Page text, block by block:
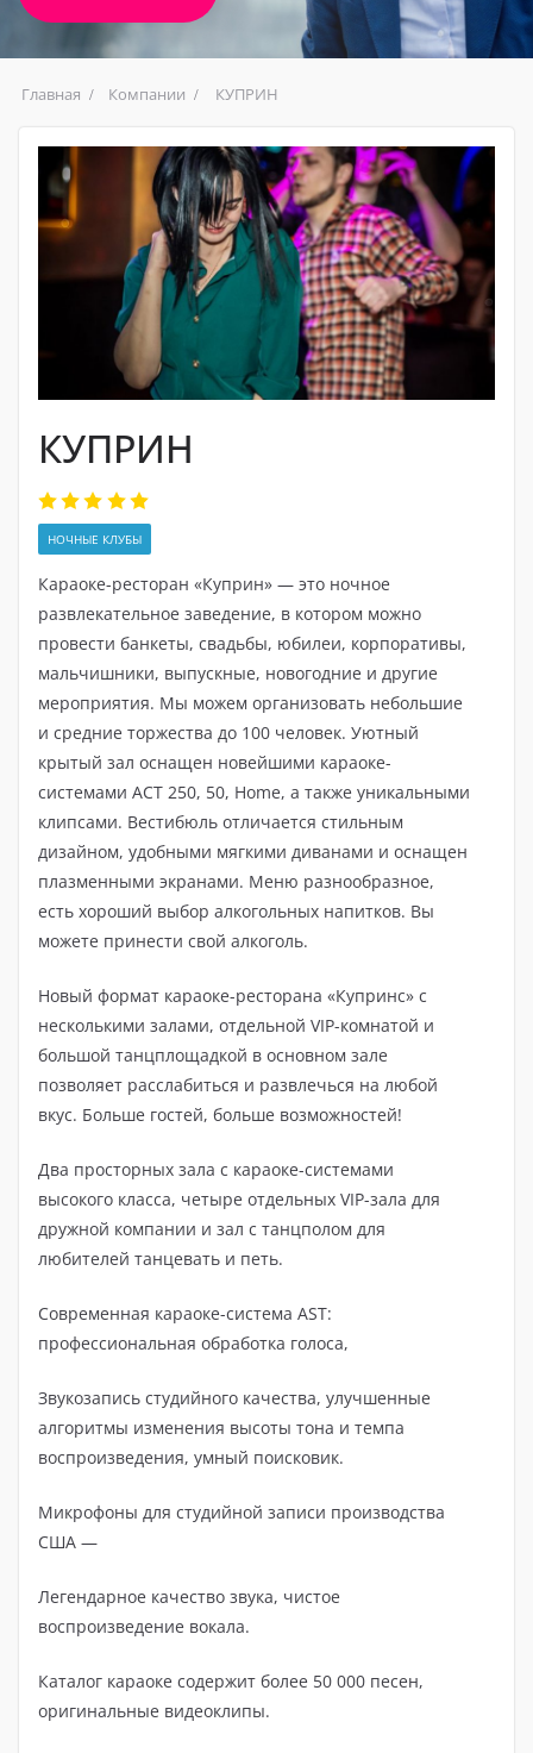
Главная Компании КУПРИН
КУПРИН
НОЧНЫЕ КЛУБЫ
Караоке-ресторан «Куприн» — это ночное
развлекательное заведение, в котором можно
провести банкеты, свадьбы, юбилеи, корпоративы,
мальчишники, выпускные, новогодние и другие
мероприятия. Мы можем организовать небольшие
и средние торжества до 100 человек. Уютный
крытый зал оснащен новейшими караоке-
системами АСТ 250, 50, Home, а также уникальными
клипсами. Вестибюль отличается стильным
дизайном, удобными мягкими диванами и оснащен
плазменными экранами. Меню разнообразное,
есть хороший выбор алкогольных напитков. Вы
можете принести свой алкоголь.
Новый формат караоке-ресторана «Купринс» с
несколькими залами, отдельной VIP-комнатой и
большой танцплощадкой в ​​основном зале
позволяет расслабиться и развлечься на любой
вкус. Больше гостей, больше возможностей!
Два просторных зала с караоке-системами
высокого класса, четыре отдельных VIP-зала для
дружной компании и зал с танцполом для
любителей танцевать и петь.
Современная караоке-система AST:
профессиональная обработка голоса,
Звукозапись студийного качества, улучшенные
алгоритмы изменения высоты тона и темпа
воспроизведения, умный поисковик.
Микрофоны для студийной записи производства
США —
Легендарное качество звука, чистое
воспроизведение вокала.
Каталог караоке содержит более 50 000 песен,
оригинальные видеоклипы.